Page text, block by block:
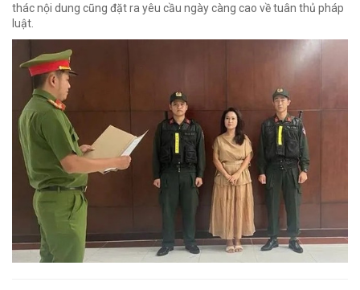
thác nội dung cũng đặt ra yêu cầu ngày càng cao về tuân thủ pháp
luật.